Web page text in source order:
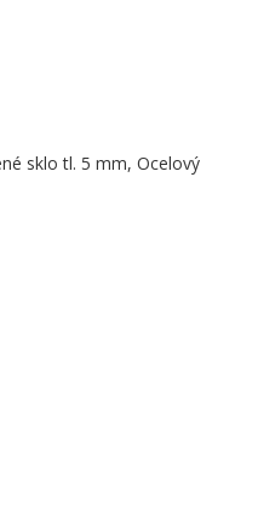
sklo tl. 5 mm, Ocelový